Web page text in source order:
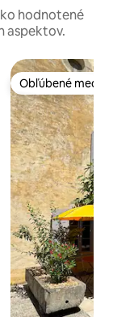
hodnotené
aspektov.
4,92
Obľúbené medzi
Obľúbené medzi